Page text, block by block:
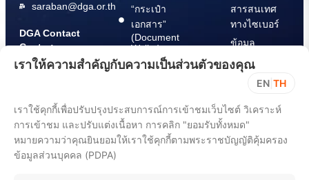
saraban@dga.or.th
DGA Contact
Center:
(+66) 02 612
6060
“กระเป๋า
เอกสาร”
(Document
Wallet)
สารสนเทศ
ทางไซเบอร์
ข้อมูล
ปฏิบัติตาม
พ.ร.บ. การ
ปฏิบัติราชการ
ทาง
อิเล็กทรอนิกส์
พ.ศ. 2565
เราให้ความสำคัญกับความเป็นส่วนตัวของคุณ
EN TH
เราใช้คุกกี้เพื่อปรับปรุงประสบการณ์การเข้าชมเว็บไซต์ วิเคราะห์
การเข้าชม และปรับแต่งเนื้อหา การคลิก "ยอมรับทั้งหมด"
หมายความว่าคุณยินยอมให้เราใช้คุกกี้ตามพระราชบัญญัติคุ้มครอง
ข้อมูลส่วนบุคคล (PDPA)